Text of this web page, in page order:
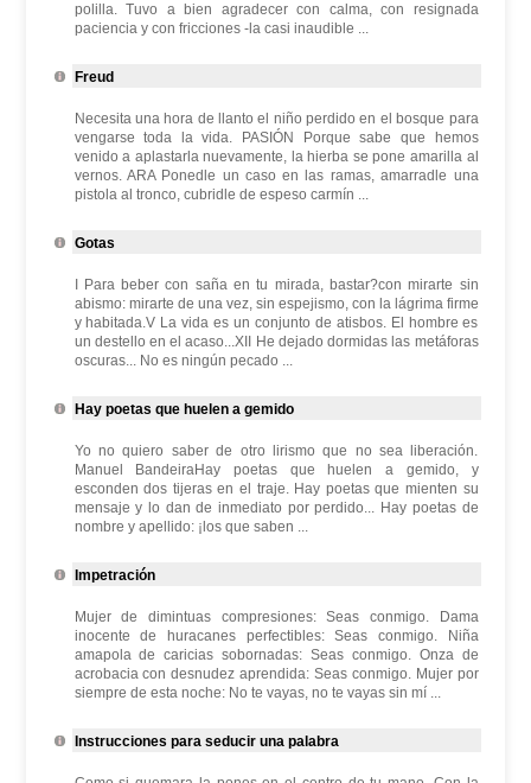
polilla. Tuvo a bien agradecer con calma, con resignada
paciencia y con fricciones -la casi inaudible ...
Freud
Necesita una hora de llanto el niño perdido en el bosque para
vengarse toda la vida. PASIÓN Porque sabe que hemos
venido a aplastarla nuevamente, la hierba se pone amarilla al
vernos. ARA Ponedle un caso en las ramas, amarradle una
pistola al tronco, cubridle de espeso carmín ...
Gotas
I Para beber con saña en tu mirada, bastar?con mirarte sin
abismo: mirarte de una vez, sin espejismo, con la lágrima firme
y habitada.V La vida es un conjunto de atisbos. El hombre es
un destello en el acaso...XII He dejado dormidas las metáforas
oscuras... No es ningún pecado ...
Hay poetas que huelen a gemido
Yo no quiero saber de otro lirismo que no sea liberación.
Manuel BandeiraHay poetas que huelen a gemido, y
esconden dos tijeras en el traje. Hay poetas que mienten su
mensaje y lo dan de inmediato por perdido... Hay poetas de
nombre y apellido: ¡los que saben ...
Impetración
Mujer de dimintuas compresiones: Seas conmigo. Dama
inocente de huracanes perfectibles: Seas conmigo. Niña
amapola de caricias sobornadas: Seas conmigo. Onza de
acrobacia con desnudez aprendida: Seas conmigo. Mujer por
siempre de esta noche: No te vayas, no te vayas sin mí ...
Instrucciones para seducir una palabra